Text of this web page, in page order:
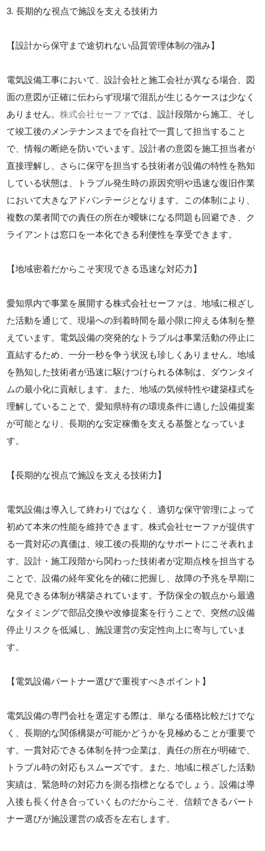
3. 長期的な視点で施設を支える技術力
【設計から保守まで途切れない品質管理体制の強み】
電気設備工事において、設計会社と施工会社が異なる場合、図
面の意図が正確に伝わらず現場で混乱が生じるケースは少なく
ありません。株式会社セーファでは、設計段階から施工、そし
て竣工後のメンテナンスまでを自社で一貫して担当すること
で、情報の断絶を防いでいます。設計者の意図を施工担当者が
直接理解し、さらに保守を担当する技術者が設備の特性を熟知
している状態は、トラブル発生時の原因究明や迅速な復旧作業
において大きなアドバンテージとなります。この体制により、
複数の業者間での責任の所在が曖昧になる問題も回避でき、ク
ライアントは窓口を一本化できる利便性を享受できます。
【地域密着だからこそ実現できる迅速な対応力】
愛知県内で事業を展開する株式会社セーファは、地域に根ざし
た活動を通じて、現場への到着時間を最小限に抑える体制を整
えています。電気設備の突発的なトラブルは事業活動の停止に
直結するため、一分一秒を争う状況も珍しくありません。地域
を熟知した技術者が迅速に駆けつけられる体制は、ダウンタイ
ムの最小化に貢献します。また、地域の気候特性や建築様式を
理解していることで、愛知県特有の環境条件に適した設備提案
が可能となり、長期的な安定稼働を支える基盤となっていま
す。
【長期的な視点で施設を支える技術力】
電気設備は導入して終わりではなく、適切な保守管理によって
初めて本来の性能を維持できます。株式会社セーファが提供す
る一貫対応の真価は、竣工後の長期的なサポートにこそ表れま
す。設計・施工段階から関わった技術者が定期点検を担当する
ことで、設備の経年変化を的確に把握し、故障の予兆を早期に
発見できる体制が構築されています。予防保全の観点から最適
なタイミングで部品交換や改修提案を行うことで、突然の設備
停止リスクを低減し、施設運営の安定性向上に寄与していま
す。
【電気設備パートナー選びで重視すべきポイント】
電気設備の専門会社を選定する際は、単なる価格比較だけでな
く、長期的な関係構築が可能かどうかを見極めることが重要で
す。一貫対応できる体制を持つ企業は、責任の所在が明確で、
トラブル時の対応もスムーズです。また、地域に根ざした活動
実績は、緊急時の対応力を測る指標となるでしょう。設備は導
入後も長く付き合っていくものだからこそ、信頼できるパート
ナー選びが施設運営の成否を左右します。